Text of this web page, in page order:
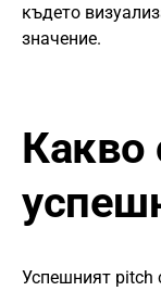
където
значение.
Успешният pitch